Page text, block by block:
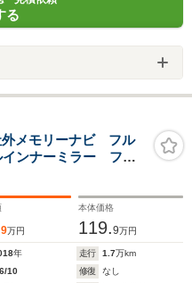
る
メモリーナビ フル
ンナーミラー フロ
ボックスタワー あ
DVD再生 CD
9万円
本体価格
119.9万円
年 走行 1.7万km
10 修復
なし